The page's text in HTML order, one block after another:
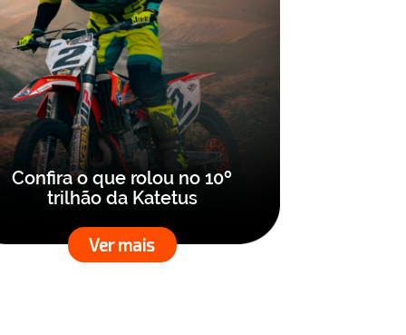
Confira o que rolou no 10º
trilhão da Katetus
Ver mais